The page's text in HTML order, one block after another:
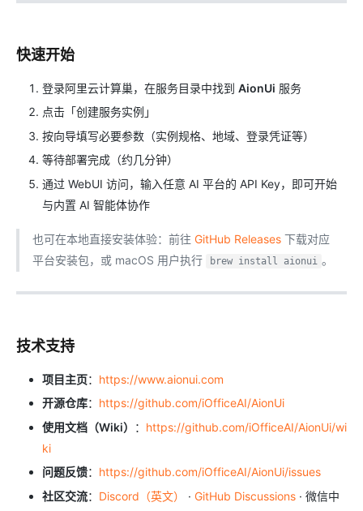
快速开始
登录阿里云计算巢，在服务目录中找到 AionUi 服务
点击「创建服务实例」
按向导填写必要参数（实例规格、地域、登录凭证等）
等待部署完成（约几分钟）
通过 WebUI 访问，输入任意 AI 平台的 API Key，即可开始
与内置 AI 智能体协作
也可在本地直接安装体验：前往 GitHub Releases 下载对应
平台安装包，或 macOS 用户执行
brew install aionui 。
技术支持
项目主页： https://www.aionui.com
开源仓库： https://github.com/iOfficeAI/AionUi
使用文档（Wiki）
： https://github.com/iOfficeAI/AionUi/wi
ki
问题反馈： https://github.com/iOfficeAI/AionUi/issues
社区交流： Discord（英文） · GitHub Discussions · 微信中